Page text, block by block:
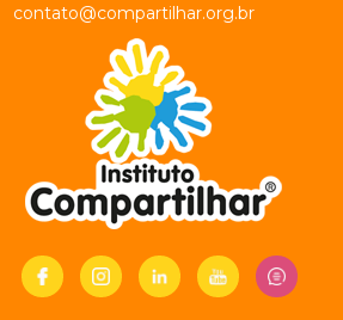
contato@compartilhar.org.br